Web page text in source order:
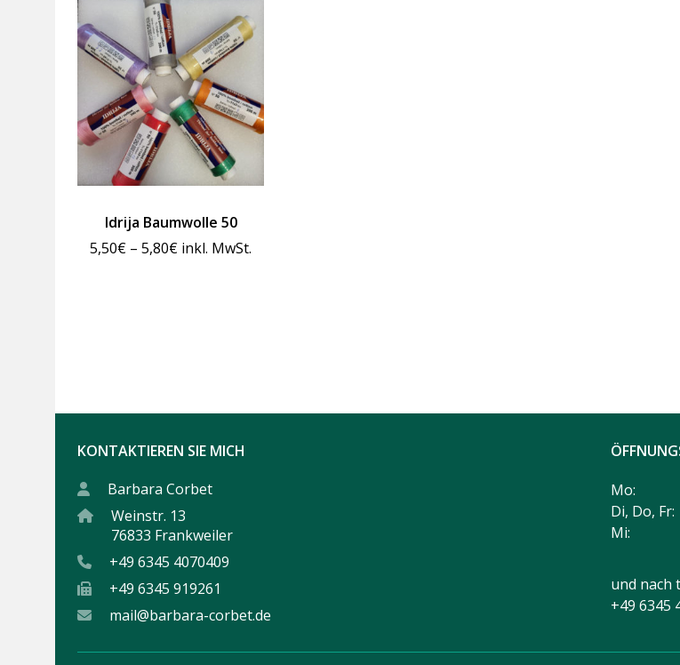
Idrija Baumwolle 50
5,50€ – 5,80€Preisspanne:
inkl. MwSt.
KONTAKTIEREN SIE MICH
Barbara Corbet
Weinstr. 13
76833 Frankweiler
+49 6345 4070409
+49 6345 919261
mail@barbara-corbet.de
Mo:
Di, Do, Fr:
Mi:
und nach
+49 6345